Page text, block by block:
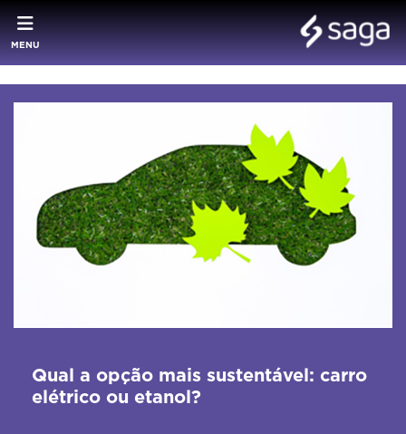
MENU
Qual a opção mais sustentável: carro
elétrico ou etanol?